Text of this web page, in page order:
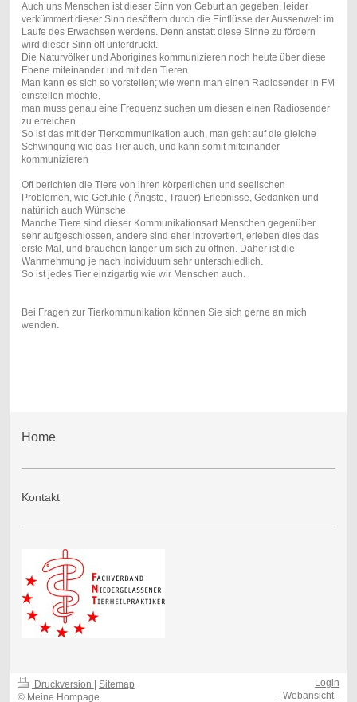
Auch uns Menschen ist dieser Sinn von Geburt an gegeben, leider
verkümmert dieser Sinn desöftern durch die Einflüsse der Aussenwelt im
Laufe des Erwachsen werdens. Denn anstatt diese Sinne zu fördern
wird dieser Sinn oft unterdrückt.
Die Naturvölker und Aborigines kommunizieren noch heute über diese
Ebene miteinander und mit den Tieren.
Man kann es sich so vorstellen; wie wenn man einen Radiosender in FM
einstellen möchte,
man muss genau eine Frequenz suchen um diesen einen Radiosender
zu erreichen.
So ist das mit der Tierkommunikation auch, man geht auf die gleiche
Schwingung wie das Tier auch, und kann somit miteinander
kommunizieren
Oft berichten die Tiere von ihren körperlichen und seelischen
Problemen, wie Gefühle ( Ängste, Trauer) Erlebnisse, Gedanken und
natürlich auch Wünsche.
Manche Tiere sind dieser Kommunikationsart Menschen gegenüber
sehr aufgeschlossen, andere sind eher introvertiert, erleben dies das
erste Mal, und brauchen länger um sich zu öffnen. Daher ist die
Wahrnehmung je nach Individuum sehr unterschiedlich.
So ist jedes Tier einzigartig wie wir Menschen auch.
Bei Fragen zur Tierkommunikation können Sie sich gerne an mich
wenden.
Home
Kontakt
Druckversion | Sitemap
© Meine Hompage
Login
-Webansicht-